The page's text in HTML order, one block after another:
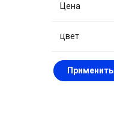
Цена
цвет
Применить